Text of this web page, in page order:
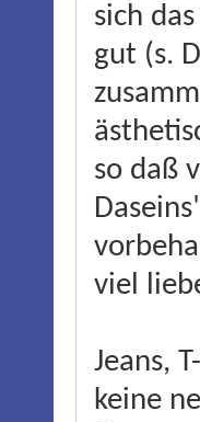
sich
gut (s.
so daß
viel
Jeans,
keine